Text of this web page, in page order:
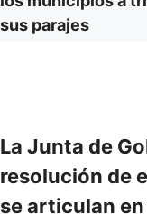
sus parajes
La Junta de
resolución de
se articulan